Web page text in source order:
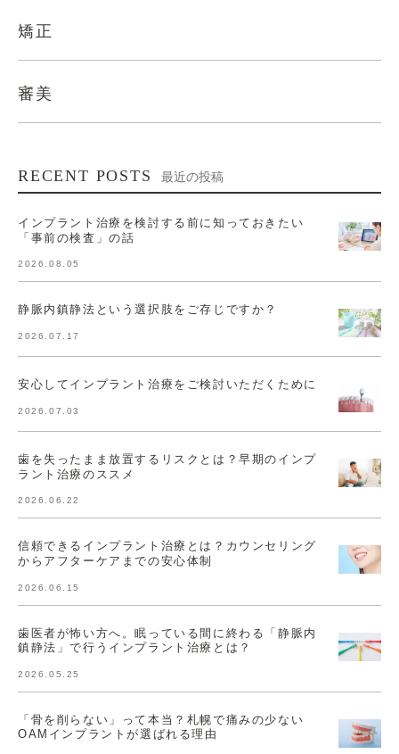
矯正
審美
RECENT POSTS 最近の投稿
インプラント治療を検討する前に知っておきたい
「事前の検査」の話
2026.08.05
静脈内鎮静法という選択肢をご存じですか？
2026.07.17
安心してインプラント治療をご検討いただくために
2026.07.03
歯を失ったまま放置するリスクとは？早期のインプ
ラント治療のススメ
2026.06.22
信頼できるインプラント治療とは？カウンセリング
からアフターケアまでの安心体制
2026.06.15
歯医者が怖い方へ。眠っている間に終わる「静脈内
鎮静法」で行うインプラント治療とは？
2026.05.25
「骨を削らない」って本当？札幌で痛みの少ない
OAMインプラントが選ばれる理由